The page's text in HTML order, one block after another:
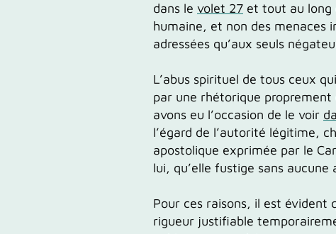
dans le volet 27 et tout au
humaine, et non des menaces
adressées qu’aux seuls
L’abus spirituel de tous ceux
par une rhétorique proprement
avons eu l’occasion de le voir
l’égard de l’autorité légitime,
apostolique exprimée par le
lui, qu’elle fustige sans aucune
Pour ces raisons, il est évident
rigueur justifiable